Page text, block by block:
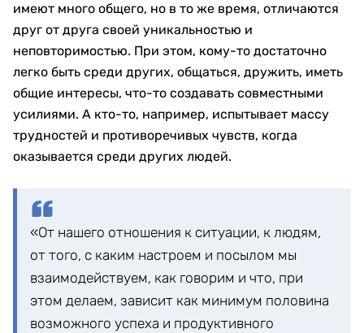
имеют много общего, но в то же время, отличаются
друг от друга своей уникальностью и
неповторимостью. При этом, кому-то достаточно
легко быть среди других, общаться, дружить, иметь
общие интересы, что-то создавать совместными
усилиями. А кто-то, например, испытывает массу
трудностей и противоречивых чувств, когда
оказывается среди других людей.
«От нашего отношения к ситуации, к людям,
от того, с каким настроем и посылом мы
взаимодействуем, как говорим и что, при
этом делаем, зависит как минимум половина
возможного успеха и продуктивного